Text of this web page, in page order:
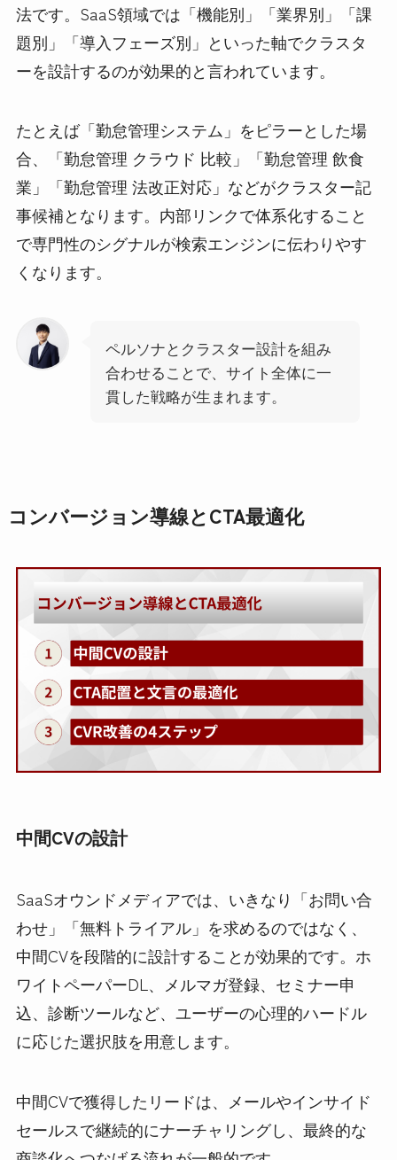
法です。SaaS領域では「機能別」「業界別」「課
題別」「導入フェーズ別」といった軸でクラスタ
ーを設計するのが効果的と言われています。
たとえば「勤怠管理システム」をピラーとした場
合、「勤怠管理 クラウド 比較」「勤怠管理 飲食
業」「勤怠管理 法改正対応」などがクラスター記
事候補となります。内部リンクで体系化すること
で専門性のシグナルが検索エンジンに伝わりやす
くなります。
ペルソナとクラスター設計を組み
合わせることで、サイト全体に一
貫した戦略が生まれます。
コンバージョン導線とCTA最適化
中間CVの設計
SaaSオウンドメディアでは、いきなり「お問い合
わせ」「無料トライアル」を求めるのではなく、
中間CVを段階的に設計することが効果的です。ホ
ワイトペーパーDL、メルマガ登録、セミナー申
込、診断ツールなど、ユーザーの心理的ハードル
に応じた選択肢を用意します。
中間CVで獲得したリードは、メールやインサイド
セールスで継続的にナーチャリングし、最終的な